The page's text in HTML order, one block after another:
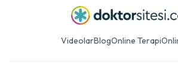
VideolarBlogOnline Terapi